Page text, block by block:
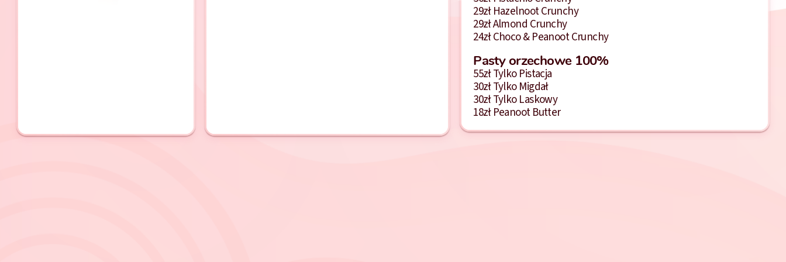
9złJedna porcja (min. 80 g)
29złHazelnoot Crunchy
29złAlmond Crunchy
24złChoco & Peanoot Crunchy
Pasty orzechowe 100%
55złTylko Pistacja
30złTylko Migdał
30złTylko Laskowy
18złPeanoot Butter